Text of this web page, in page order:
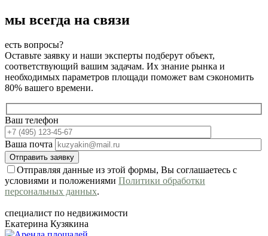
мы всегда на связи
есть вопросы?
Оставьте заявку и наши эксперты подберут объект,
соответствующий вашим задачам. Их знание рынка и
необходимых параметров площади поможет вам сэкономить
80% вашего времени.
Ваш телефон
Ваша почта
Отправляя данные из этой формы, Вы соглашаетесь с
условиями и положениями Политики обработки
персональных данных.
специалист по недвижимости
Екатерина Кузякина